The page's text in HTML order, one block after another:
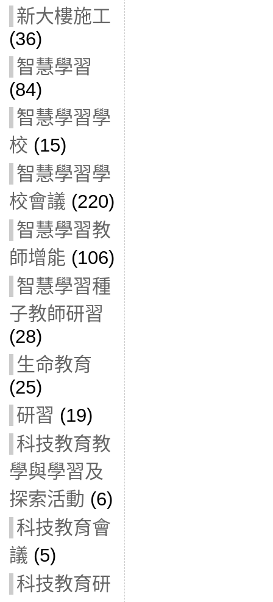
新大樓施工
(36)
智慧學習
(84)
智慧學習學
校 (15)
智慧學習學
校會議 (220)
智慧學習教
師增能 (106)
智慧學習種
子教師研習
(28)
生命教育
(25)
研習 (19)
科技教育教
學與學習及
探索活動 (6)
科技教育會
議 (5)
科技教育研